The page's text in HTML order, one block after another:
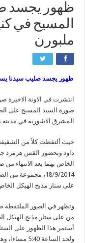
ظهور يجسد
المسيح في
ملبورن
ظهور يجسد صليب سيدنا
انتشرت في الاونة
صورة السيد المسيح على
المشرق الاشورية في مدينة
حيث ألتقطت كلاً من
داود وبحضور القس هرمزد
الخاص بهما بعد الانتهاء
18/9/2014،
على ستار مذبح الهيكل
وتظهر في الصور الملتقطة
من على ستار مذبح الهيكل
ولحد الساعة